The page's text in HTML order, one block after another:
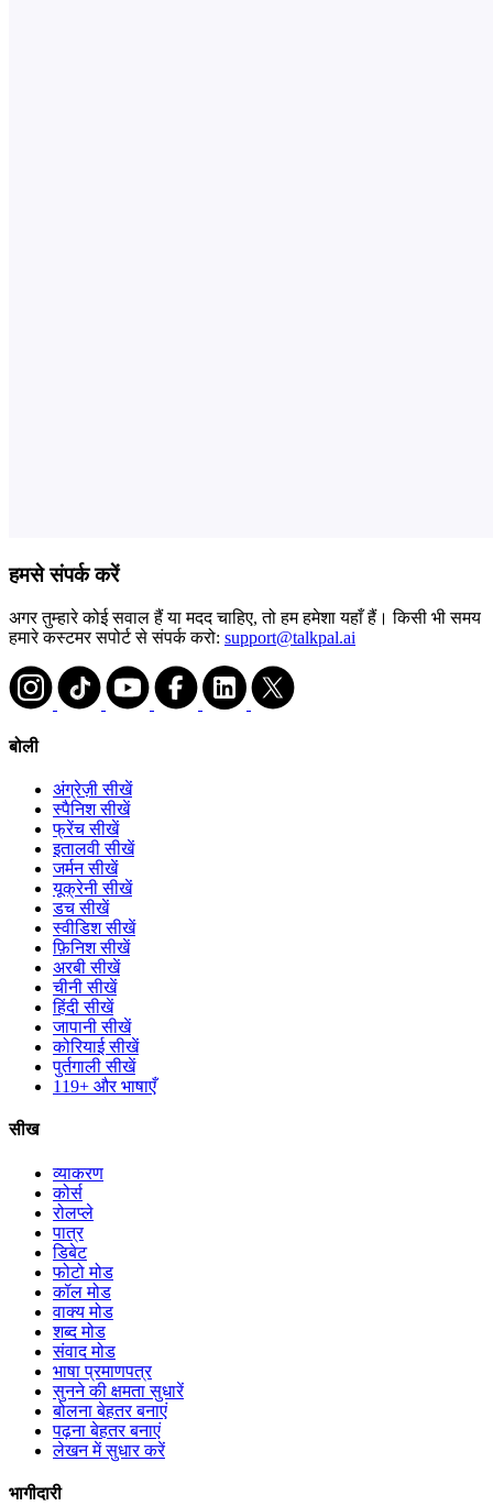
हमसे संपर्क करें
अगर तुम्हारे कोई सवाल हैं या मदद चाहिए, तो हम हमेशा यहाँ हैं। किसी भी समय
हमारे कस्टमर सपोर्ट से संपर्क करो: support@talkpal.ai
बोली
अंग्रेज़ी सीखें
स्पैनिश सीखें
फ्रेंच सीखें
इतालवी सीखें
जर्मन सीखें
यूक्रेनी सीखें
डच सीखें
स्वीडिश सीखें
फ़िनिश सीखें
अरबी सीखें
चीनी सीखें
हिंदी सीखें
जापानी सीखें
कोरियाई सीखें
पुर्तगाली सीखें
119+ और भाषाएँ
सीख
व्याकरण
कोर्स
रोलप्ले
पात्र
डिबेट
फोटो मोड
कॉल मोड
वाक्य मोड
शब्द मोड
संवाद मोड
भाषा प्रमाणपत्र
सुनने की क्षमता सुधारें
बोलना बेहतर बनाएं
पढ़ना बेहतर बनाएं
लेखन में सुधार करें
भागीदारी